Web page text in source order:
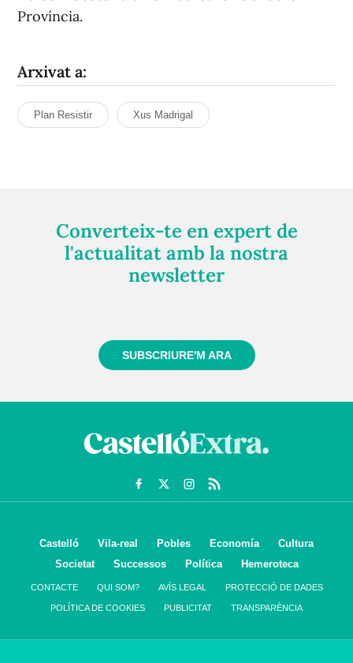
Província.
Arxivat a:
Plan Resistir Xus Madrigal
Converteix-te en expert de
l'actualitat amb la nostra
newsletter
SUBSCRIURE'M ARA
Castelló Vila-real Pobles Economía
Cultura
Societat
Successos Política Hemeroteca
CONTACTE QUI SOM? AVÍS LEGAL PROTECCIÓ DE DADES
POLÍTICA DE COOKIES PUBLICITAT TRANSPARÈNCIA